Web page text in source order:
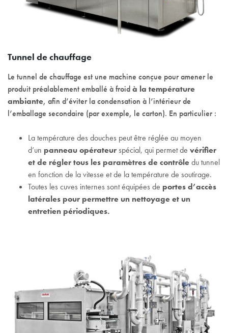
Tunnel de chauffage
Le tunnel de chauffage est une machine conçue pour amener le
produit préalablement emballé à froidà la température
ambiante, afin d’éviter la condensation à l’intérieur de
l’emballage secondaire (par exemple, le carton). En particulier :
La température des douches peut être réglée au moyen
d’un panneau opérateurspécial, qui permet de vérifier
et de régler tous les paramètres de contrôledu tunnel
en fonction de la vitesse et de la température de soutirage.
Toutes les cuves internes sont équipées de portes d’accès
latérales pour permettre un nettoyage et un
entretien périodiques.